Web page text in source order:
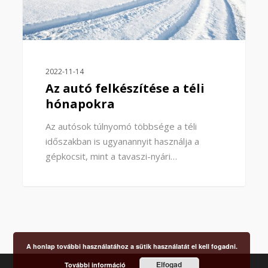
2022-11-14
Az autó felkészítése a téli
hónapokra
Az autósok túlnyomó többsége a téli
időszakban is ugyanannyit használja a
gépkocsit, mint a tavaszi-nyári…
A honlap további használatához a sütik használatát el kell fogadni.
További információ Elfogad